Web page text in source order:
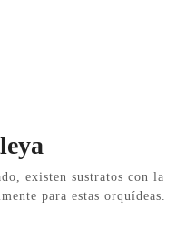
existen sustratos con la
para estas orquídeas.